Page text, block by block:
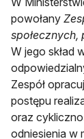
powołany
W jego skład
Zespół
postępu
oraz
odniesienia w